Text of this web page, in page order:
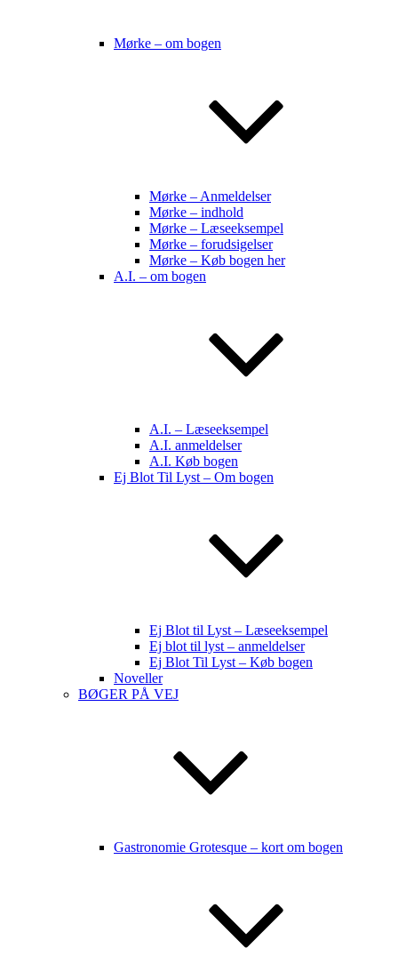
Mørke – om bogen
Mørke – Anmeldelser
Mørke – indhold
Mørke – Læseeksempel
Mørke – forudsigelser
Mørke – Køb bogen her
A.I. – om bogen
A.I. – Læseeksempel
A.I. anmeldelser
A.I. Køb bogen
Ej Blot Til Lyst – Om bogen
Ej Blot til Lyst – Læseeksempel
Ej blot til lyst – anmeldelser
Ej Blot Til Lyst – Køb bogen
Noveller
BØGER PÅ VEJ
Gastronomie Grotesque – kort om bogen